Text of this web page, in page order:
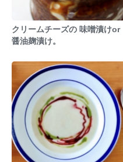
クリームチーズの 味噌漬けor
醤油麹漬け。